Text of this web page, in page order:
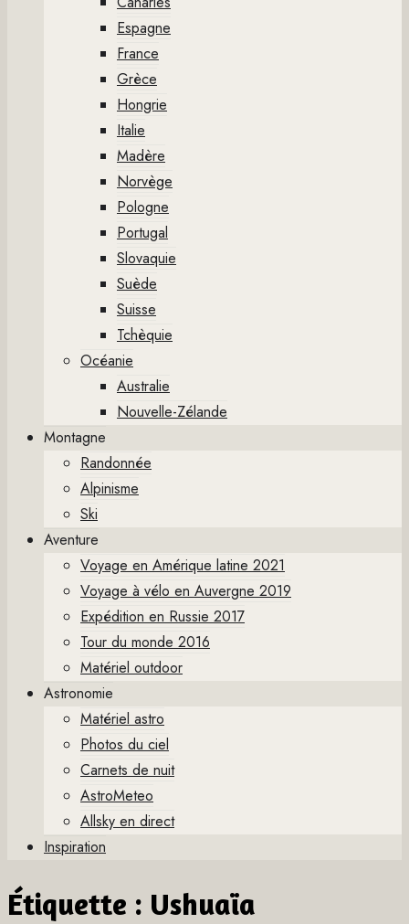
Espagne
France
Grèce
Hongrie
Italie
Madère
Norvège
Pologne
Portugal
Slovaquie
Suède
Suisse
Tchèquie
Océanie
Australie
Nouvelle-Zélande
Montagne
Randonnée
Alpinisme
Ski
Aventure
Voyage en Amérique latine 2021
Voyage à vélo en Auvergne 2019
Expédition en Russie 2017
Tour du monde 2016
Matériel outdoor
Astronomie
Matériel astro
Photos du ciel
Carnets de nuit
AstroMeteo
Allsky en direct
Inspiration
Étiquette : Ushuaïa